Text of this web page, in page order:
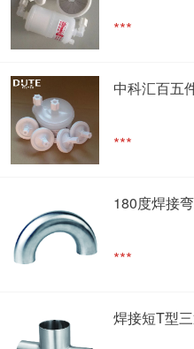
***
中科汇百五
***
180度焊接
***
焊接短T型